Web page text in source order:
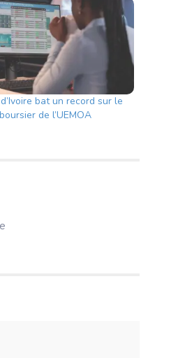
bat un record sur le
de l’UEMOA